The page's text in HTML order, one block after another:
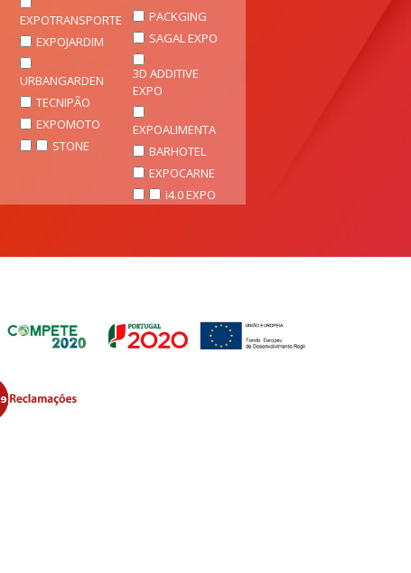
EXPOTRANSPORTE
EXPOJARDIM
URBANGARDEN
TECNIPÃO
EXPOMOTO
STONE
PACKGING
SAGAL EXPO
3D ADDITIVE
EXPO
EXPOALIMENTA
BARHOTEL
EXPOCARNE
i4.0 EXPO